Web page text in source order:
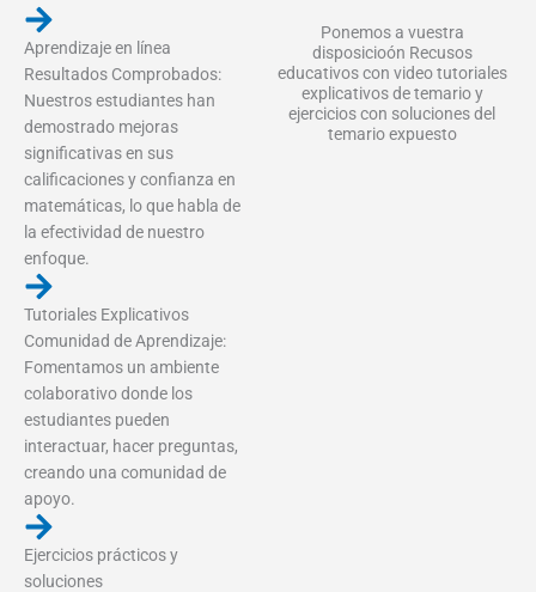
Aprendizaje en línea
Resultados Comprobados:
Nuestros estudiantes han
demostrado mejoras
significativas en sus
calificaciones y confianza en
matemáticas, lo que habla de
la efectividad de nuestro
enfoque.
Tutoriales Explicativos
Comunidad de Aprendizaje:
Fomentamos un ambiente
colaborativo donde los
estudiantes pueden
interactuar, hacer preguntas,
creando una comunidad de
apoyo.
Ejercicios prácticos y
soluciones
Ponemos a vuestra
disposicioón Recusos
educativos con video tutoriales
explicativos de temario y
ejercicios con soluciones del
temario expuesto